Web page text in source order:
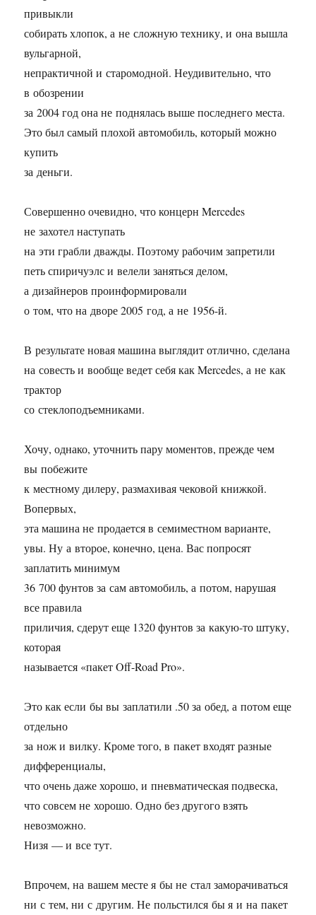
привыкли
собирать хлопок, а не сложную технику, и она вышла
вульгарной,
непрактичной и старомодной. Неудивительно, что
в обозрении
за 2004 год она не поднялась выше последнего места.
Это был самый плохой автомобиль, который можно
купить
за деньги.
Совершенно очевидно, что концерн Mercedes
не захотел наступать
на эти грабли дважды. Поэтому рабочим запретили
петь спиричуэлс и велели заняться делом,
а дизайнеров проинформировали
о том, что на дворе 2005 год, а не 1956-й.
В результате новая машина выглядит отлично, сделана
на совесть и вообще ведет себя как Mercedes, а не как
трактор
со стеклоподъемниками.
Хочу, однако, уточнить пару моментов, прежде чем
вы побежите
к местному дилеру, размахивая чековой книжкой.
Вопервых,
эта машина не продается в семиместном варианте,
увы. Ну а второе, конечно, цена. Вас попросят
заплатить минимум
36 700 фунтов за сам автомобиль, а потом, нарушая
все правила
приличия, сдерут еще 1320 фунтов за какую-то штуку,
которая
называется «пакет Off-Road Pro».
Это как если бы вы заплатили .50 за обед, а потом еще
отдельно
за нож и вилку. Кроме того, в пакет входят разные
дифференциалы,
что очень даже хорошо, и пневматическая подвеска,
что совсем не хорошо. Одно без другого взять
невозможно.
Низя — и все тут.
Впрочем, на вашем месте я бы не стал заморачиваться
ни с тем, ни с другим. Не польстился бы я и на пакет